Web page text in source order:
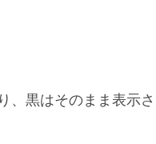
、黒はそのまま表示さ